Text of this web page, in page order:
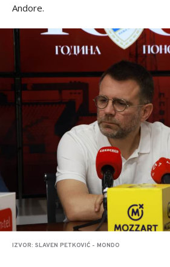
Andore.
IZVOR: SLAVEN PETKOVIĆ - MONDO